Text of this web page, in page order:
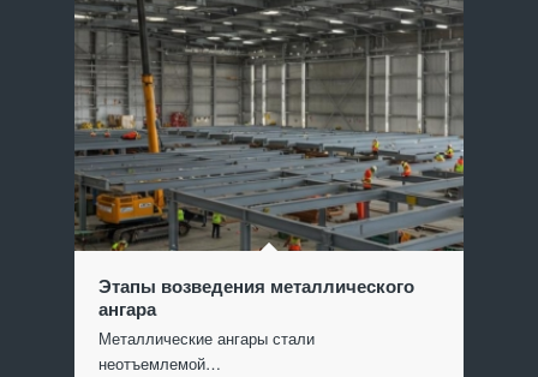
Этапы возведения металлического
ангара
Металлические ангары стали
неотъемлемой…